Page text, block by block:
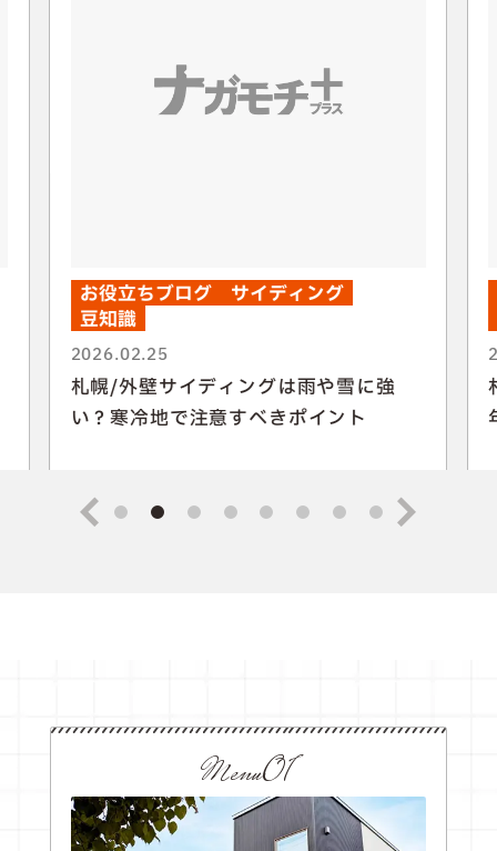
お役立ちブログ
サイディング
豆知識
2026.02.25
札幌/外壁サイディングは雨や雪に強
い？寒冷地で注意すべきポイント
Menu01